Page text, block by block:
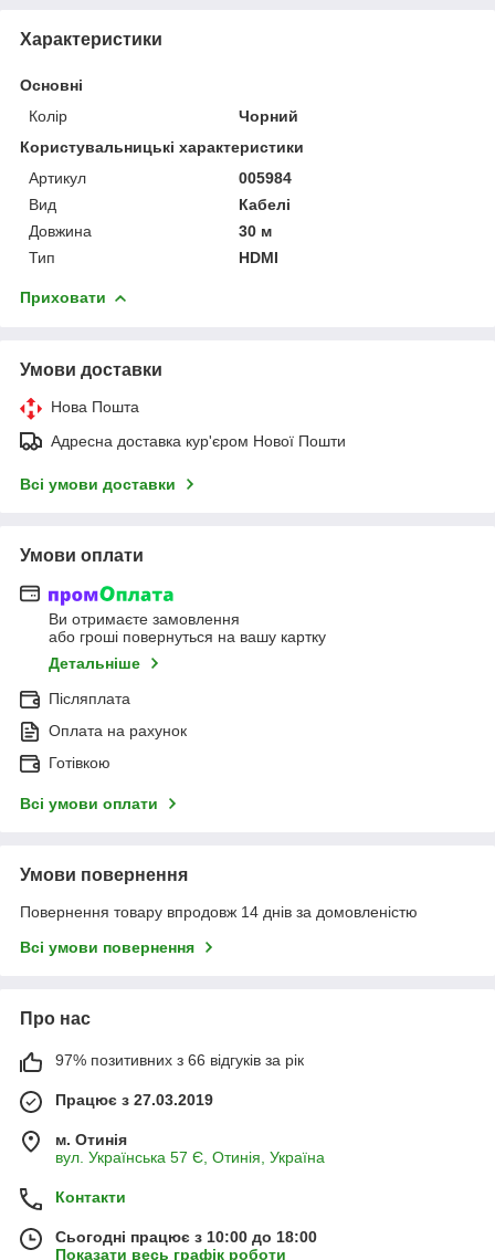
Характеристики
Основні
Колір
Чорний
Користувальницькі характеристики
Артикул
005984
Вид
Кабелі
Довжина
30 м
Тип
HDMI
Приховати
Умови доставки
Нова Пошта
Адресна доставка кур'єром Нової Пошти
Всі умови доставки
Умови оплати
Ви отримаєте замовлення
або гроші повернуться на вашу картку
Детальніше
Післяплата
Оплата на рахунок
Готівкою
Всі умови оплати
Умови повернення
Повернення товару впродовж 14 днів за домовленістю
Всі умови повернення
Про нас
97% позитивних з 66 відгуків за рік
Працює з 27.03.2019
м. Отинія
вул. Українська 57 Є, Отинія, Україна
Контакти
Сьогодні працює з 10:00 до 18:00
Показати весь графік роботи